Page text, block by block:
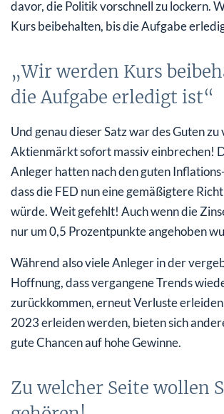
davor, die Politik vorschnell zu lockern.
Kurs beibehalten, bis die Aufgabe
„Wir werden Kurs
die Aufgabe erledigt ist“
Und genau dieser Satz war des Guten
Aktienmärkt sofort massiv einbrechen!
Anleger hatten nach den guten
dass die FED nun eine gemäßigtere
würde. Weit gefehlt! Auch wenn die
nur um 0,5 Prozentpunkte angehoben
Während also viele Anleger in der
Hoffnung, dass vergangene Trends
zurückkommen, erneut Verluste
2023 erleiden werden, bieten sich
gute Chancen auf hohe Gewinne.
Zu welcher Seite wollen